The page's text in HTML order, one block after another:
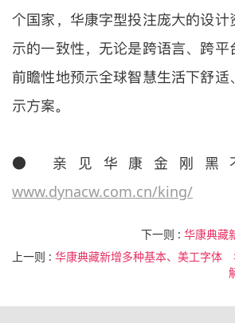
个国家，华康字型投注庞大的设计
示的一致性，无论是跨语言、跨平
前瞻性地预示全球智慧生活下舒适
示方案。
● 亲见华康金刚黑
www.dynacw.com.cn/king/
下一则 : 华康典藏
上一则 : 华康典藏新增多种基本、美工字体